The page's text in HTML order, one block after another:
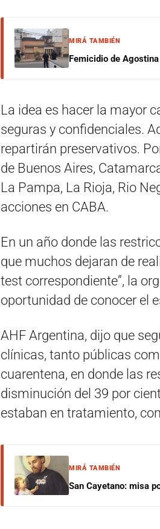
MIRÁ TAMBIÉN
Femicidio de
La idea es hacer la mayor
seguras y confidenciales.
repartirán preservativos.
de Buenos Aires,
La Pampa, La Rioja, Rio
acciones en CABA.
En un año donde las
que muchos dejaran de
test correspondiente”, la
oportunidad de conocer el
AHF Argentina, dijo que
clínicas, tanto públicas
cuarentena, en donde las
disminución del 39 por
estaban en tratamiento,
MIRÁ TAMBIÉN
San Cayetano: misa